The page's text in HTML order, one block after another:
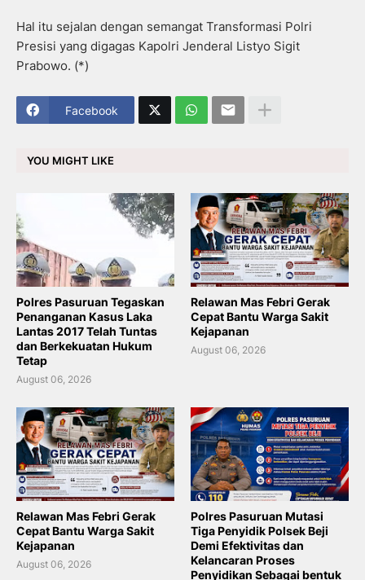
Hal itu sejalan dengan semangat Transformasi Polri
Presisi yang digagas Kapolri Jenderal Listyo Sigit
Prabowo. (*)
Facebook
YOU MIGHT LIKE
Polres Pasuruan Tegaskan
Penanganan Kasus Laka
Lantas 2017 Telah Tuntas
dan Berkekuatan Hukum
Tetap
August 06, 2026
Relawan Mas Febri Gerak
Cepat Bantu Warga Sakit
Kejapanan
August 06, 2026
Relawan Mas Febri Gerak
Cepat Bantu Warga Sakit
Kejapanan
August 06, 2026
Polres Pasuruan Mutasi
Tiga Penyidik Polsek Beji
Demi Efektivitas dan
Kelancaran Proses
Penyidikan Sebagai bentuk